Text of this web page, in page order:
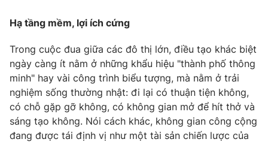
Sản phẩm
Thị trường
Tư vấn
Lịch phát sóng
Chuyên mục khác
Emagazine Podcast
Hạ tầng mềm, lợi ích cứng
Trong cuộc đua giữa các đô thị lớn, điều tạo khác biệt
ngày càng ít nằm ở những khẩu hiệu "thành phố thông
minh" hay vài công trình biểu tượng, mà nằm ở trải
nghiệm sống thường nhật: đi lại có thuận tiện không,
có chỗ gặp gỡ không, có không gian mở để hít thở và
sáng tạo không. Nói cách khác, không gian công cộng
đang được tái định vị như một tài sản chiến lược của